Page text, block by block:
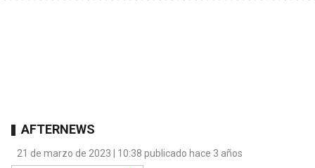
AFTERNEWS
21 de marzo de 2023 | 10:38 publicado hace 3 años